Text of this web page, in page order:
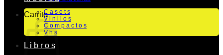
CarritoC a s e t s
V i n i l o s
C o m p a c t o s
V h s
L i b r o s